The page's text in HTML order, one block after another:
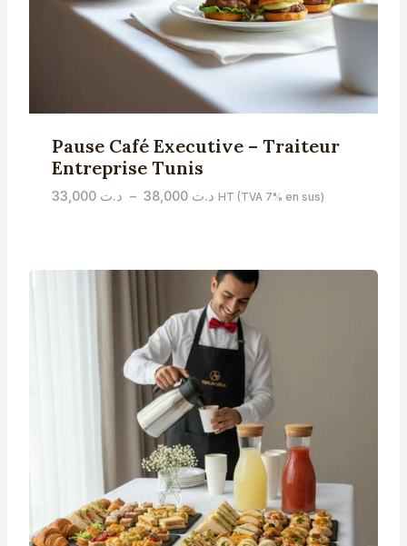
Pause Café Executive – Traiteur
Entreprise Tunis
د.ت 33,000 – د.ت 38,000
Plage
à
HT (TVA 7% en sus)